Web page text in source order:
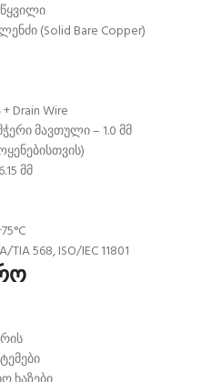
(Solid Bare Copper)
Drain Wire
მავთული – 1.0 მმ
მმ
TIA 568, ISO/IEC 11801